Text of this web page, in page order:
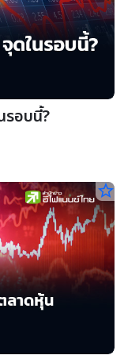
รอบนี้?
star_border